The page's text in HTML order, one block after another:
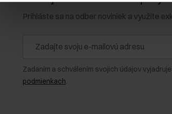
Prihláste sa na odber noviniek a využite
Zadaním a schválením svojich údajov
podmienkach.